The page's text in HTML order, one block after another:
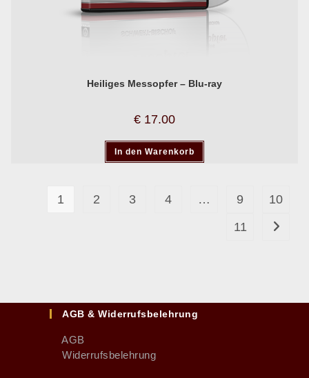
Heiliges Messopfer – Blu-ray
€ 17.00
In den Warenkorb
1 2 3 4 … 9
10
11
AGB & Widerrufsbelehrung
AGB
Widerrufsbelehrung